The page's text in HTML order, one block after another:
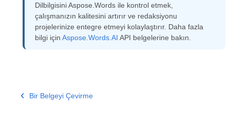
Dilbilgisini Aspose.Words ile kontrol etmek,
çalışmanızın kalitesini artırır ve redaksiyonu
projelerinize entegre etmeyi kolaylaştırır. Daha fazla
bilgi için Aspose.Words.AI API belgelerine bakın.
Bir Belgeyi Çevirme